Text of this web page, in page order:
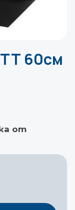
60см
от